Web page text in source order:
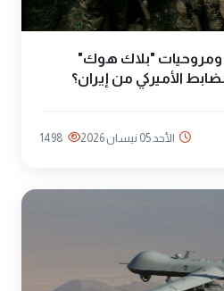
ومروحيات "بلاك هوك"
الأميركي من إيران؟
الأحد 05 نيسان 2026 1498